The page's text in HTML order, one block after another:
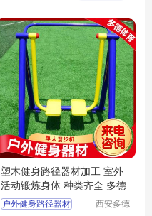
塑木健身路径器材加工 室外
活动锻炼身体 种类齐全 多德
户外健身路径器材
西安多德